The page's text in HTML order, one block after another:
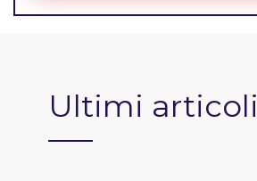
Ultimi articoli